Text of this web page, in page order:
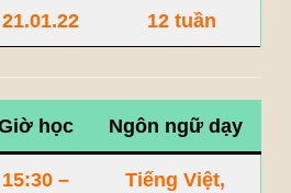
21.01.22 12 tuần
học Ngôn ngữ dạy
15:30 –
Tiếng Việt,